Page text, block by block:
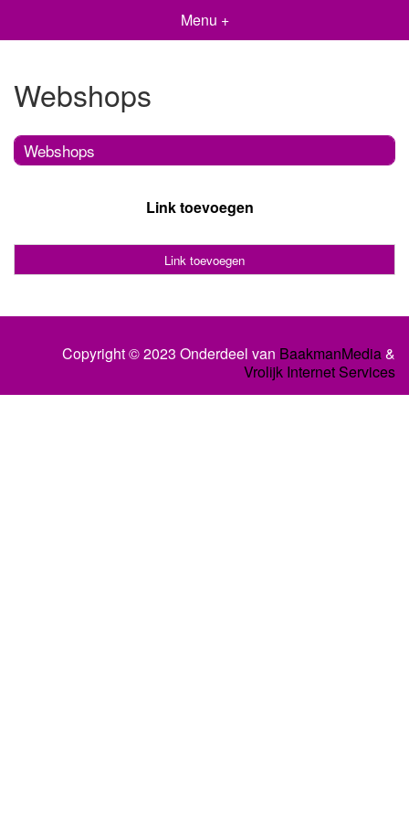
Menu +
Webshops
Webshops
Link toevoegen
Link toevoegen
Copyright © 2023 Onderdeel van BaakmanMedia&
Vrolijk Internet Services